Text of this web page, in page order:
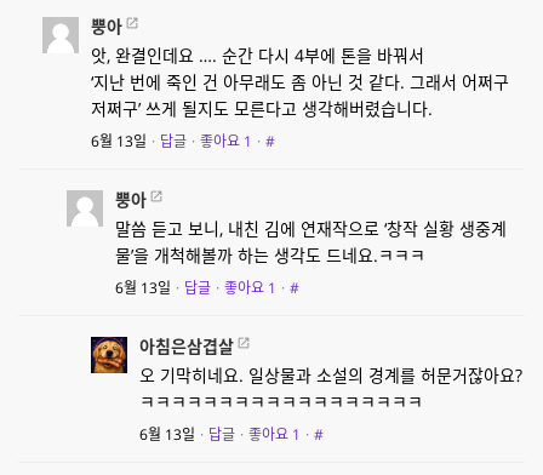
뿡아
앗, 완결인데요 …. 순간 다시 4부에 톤을 바꿔서
‘지난 번에 죽인 건 아무래도 좀 아닌 것 같다. 그래서 어쩌구
저쩌구’ 쓰게 될지도 모른다고 생각해버렸습니다.
6월 13일 · 답글 · 좋아요 1 · #
뿡아
말씀 듣고 보니, 내친 김에 연재작으로 ‘창작 실황 생중계
물’을 개척해볼까 하는 생각도 드네요.ㅋㅋㅋ
6월 13일 · 답글 · 좋아요 1 · #
아침은삼겹살
오 기막히네요. 일상물과 소설의 경계를 허문거잖아요?
ㅋㅋㅋㅋㅋㅋㅋㅋㅋㅋㅋㅋㅋㅋㅋㅋㅋㅋ
6월 13일 · 답글 · 좋아요 1 · #